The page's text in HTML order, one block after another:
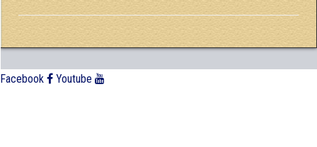
Facebook Youtube